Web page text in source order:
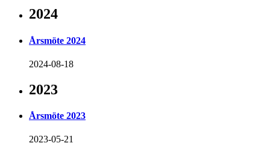
2024
Årsmöte 2024
2024-08-18
2023
Årsmöte 2023
2023-05-21